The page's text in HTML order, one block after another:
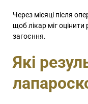
Через місяці після
щоб лікар міг
загоєння.
Які